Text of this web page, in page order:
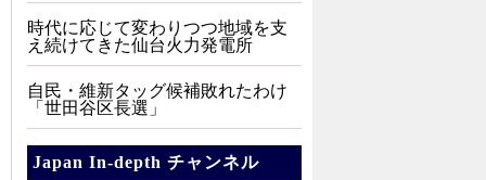
時代に応じて変わりつつ地域を支
え続けてきた仙台火力発電所
自民・維新タッグ候補敗れたわけ
「世田谷区長選」
Japan In-depth チャンネル